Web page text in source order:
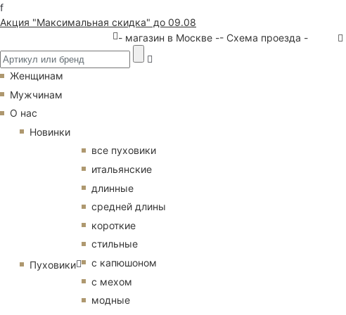
f
Акция "Максимальная скидка" до 09.08
- магазин в Москве -- Схема проезда -
Женщинам
Мужчинам
О нас
Новинки
Пуховики
все пуховики
итальянские
длинные
средней длины
короткие
стильные
с капюшоном
с мехом
модные